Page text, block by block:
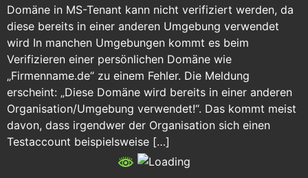
Domäne in MS-Tenant kann nicht verifiziert werden, da
diese bereits in einer anderen Umgebung verwendet
wird In manchen Umgebungen kommt es beim
Verifizieren einer persönlichen Domäne wie
„Firmenname.de“ zu einem Fehler. Die Meldung
erscheint: „Diese Domäne wird bereits in einer anderen
Organisation/Umgebung verwendet!“. Das kommt meist
davon, dass irgendwer der Organisation sich einen
Testaccount beispielsweise […]